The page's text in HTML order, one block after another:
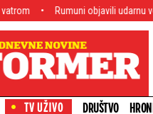
objavili udarnu vest: Evo šta se
DRUŠTVO